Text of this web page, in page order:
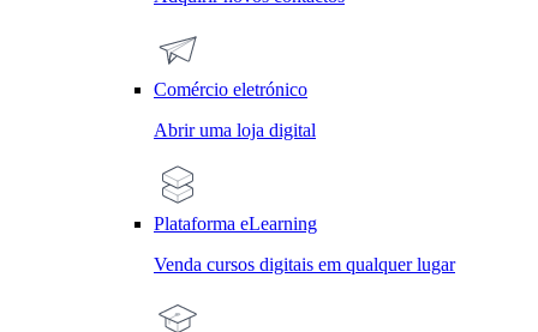
Comércio eletrónico
Abrir uma loja digital
Plataforma eLearning
Venda cursos digitais em qualquer lugar